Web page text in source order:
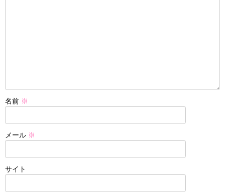
名前 ※
メール ※
サイト